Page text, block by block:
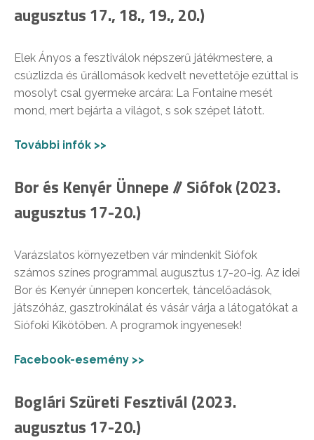
augusztus 17., 18., 19., 20.)
Elek Ányos a fesztiválok népszerű játékmestere, a
csúzlizda és űrállomások kedvelt nevettetője ezúttal is
mosolyt csal gyermeke arcára: La Fontaine mesét
mond, mert bejárta a világot, s sok szépet látott.
További infók >>
Bor és Kenyér Ünnepe // Siófok (2023.
augusztus 17-20.)
Varázslatos környezetben vár mindenkit Siófok
számos színes programmal augusztus 17-20-ig. Az idei
Bor és Kenyér ünnepen koncertek, táncelőadások,
játszóház, gasztrokínálat és vásár várja a látogatókat a
Siófoki Kikötőben. A programok ingyenesek!
Facebook-esemény >>
Boglári Szüreti Fesztivál (2023.
augusztus 17-20.)